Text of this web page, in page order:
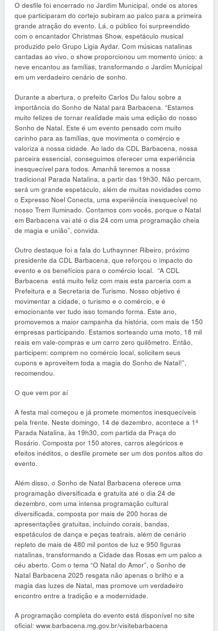
O desfile foi encerrado no Jardim Municipal, onde os atores
que participaram do cortejo subiram ao palco para a primeira
grande atração do evento. Lá, o público foi surpreendido
com o encantador Christmas Show, espetáculo musical
produzido pelo Grupo Ligia Aydar. Com músicas natalinas
cantadas ao vivo, o show proporcionou um momento único: a
neve encantou as famílias, transformando o Jardim Municipal
em um verdadeiro cenário de sonho.
Durante a abertura, o prefeito Carlos Du falou sobre a
importância do Sonho de Natal para Barbacena. “Estamos
muito felizes de tornar realidade mais uma edição do nosso
Sonho de Natal. Este é um evento pensado com muito
carinho para as famílias, que movimenta o comércio e
valoriza a nossa cidade. Ao lado da CDL Barbacena, nossa
parceira essencial, conseguimos oferecer uma experiência
inesquecível para todos. Amanhã teremos a nossa
tradicional Parada Natalina, a partir das 19h30. Não percam,
será um grande espetáculo, além de muitas novidades como
o Expresso Noel Conecta, uma experiência inesquecível no
nosso Trem Iluminado. Contamos com vocês, porque o Natal
em Barbacena vai até o dia 24 com uma programação cheia
de magia e união”, convida.
Outro destaque foi a fala do Luthaynner Ribeiro, próximo
presidente da CDL Barbacena, que reforçou o impacto do
evento e os benefícios para o comércio local. “A CDL
Barbacena está muito feliz com mais esta parceria com a
Prefeitura e a Secretaria de Turismo. Nosso objetivo é
movimentar a cidade, o turismo e o comércio, e é
emocionante ver tudo isso tomando forma. Este ano,
promovemos a maior campanha da história, com mais de 150
empresas participando. Estamos sorteando uma moto, 18 mil
reais em vale-compras e um carro zero quilômetro. Então,
participem: comprem no comércio local, solicitem seus
cupons e aproveitem toda a magia do Sonho de Natal!”,
recomendou.
O que vem por aí
A festa mal começou e já promete momentos inesquecíveis
pela frente. Neste domingo, 14 de dezembro, acontece a 1ª
Parada Natalina, às 19h30, com partida da Praça do
Rosário. Composta por 150 atores, carros alegóricos e
efeitos inéditos, o desfile promete ser um dos pontos altos do
evento.
Além disso, o Sonho de Natal Barbacena oferece uma
programação diversificada e gratuita até o dia 24 de
dezembro, com uma intensa programação cultural
diversificada, composta por mais de 200 horas de
apresentações gratuitas, incluindo corais, bandas,
espetáculos de dança e peças teatrais, além de cenário
repleto de mais de 480 mil pontos de luz e 950 figuras
natalinas, transformando a Cidade das Rosas em um palco a
céu aberto. Com o tema “O Natal do Amor”, o Sonho de
Natal Barbacena 2025 resgata não apenas o brilho e a
magia das luzes de Natal, mas promove um verdadeiro
encontro entre a tradição e a modernidade.
A programação completa do evento está disponível no site
oficial: www.barbacena.mg.gov.br/visitebarbacena